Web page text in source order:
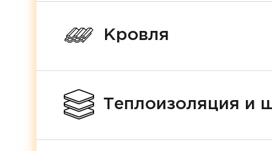
Кровля
Теплоизоляция и